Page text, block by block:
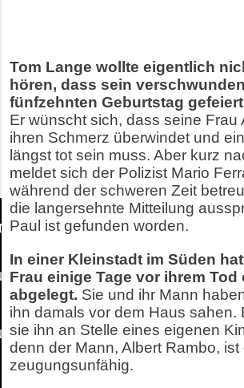
Tom Lange wollte eigentlich
hören, dass sein
fünfzehnten Geburtstag
Er wünscht sich, dass seine Frau
ihren Schmerz überwindet und
längst tot sein muss. Aber kurz
meldet sich der Polizist Mario
während der schweren Zeit
die langersehnte Mitteilung
Paul ist gefunden worden.
In einer Kleinstadt im Süden
Frau einige Tage vor ihrem
abgelegt. Sie und ihr Mann
ihn damals vor dem Haus sahen.
sie ihn an Stelle eines eigenen
denn der Mann, Albert Rambo,
zeugungsunfähig.